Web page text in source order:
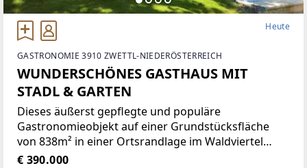
Heute
GASTRONOMIE 3910 ZWETTL-NIEDERÖSTERREICH
WUNDERSCHÖNES GASTHAUS MIT
STADL & GARTEN
Dieses äußerst gepflegte und populäre
Gastronomieobjekt auf einer Grundstücksfläche
von 838m² in einer Ortsrandlage im Waldviertel
bietet eine Vielzahl von Nutzungsmöglichkeiten wie
€ 390.000